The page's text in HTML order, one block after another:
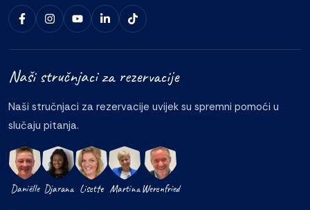
Naši stručnjaci za rezervacije
Naši stručnjaci za rezervacije uvijek su spremni pomoći u
slučaju pitanja.
Daniëlle Djarana Lisette Martina Werenfried